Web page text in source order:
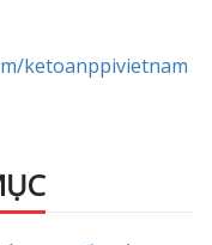
ketoanppivietnam